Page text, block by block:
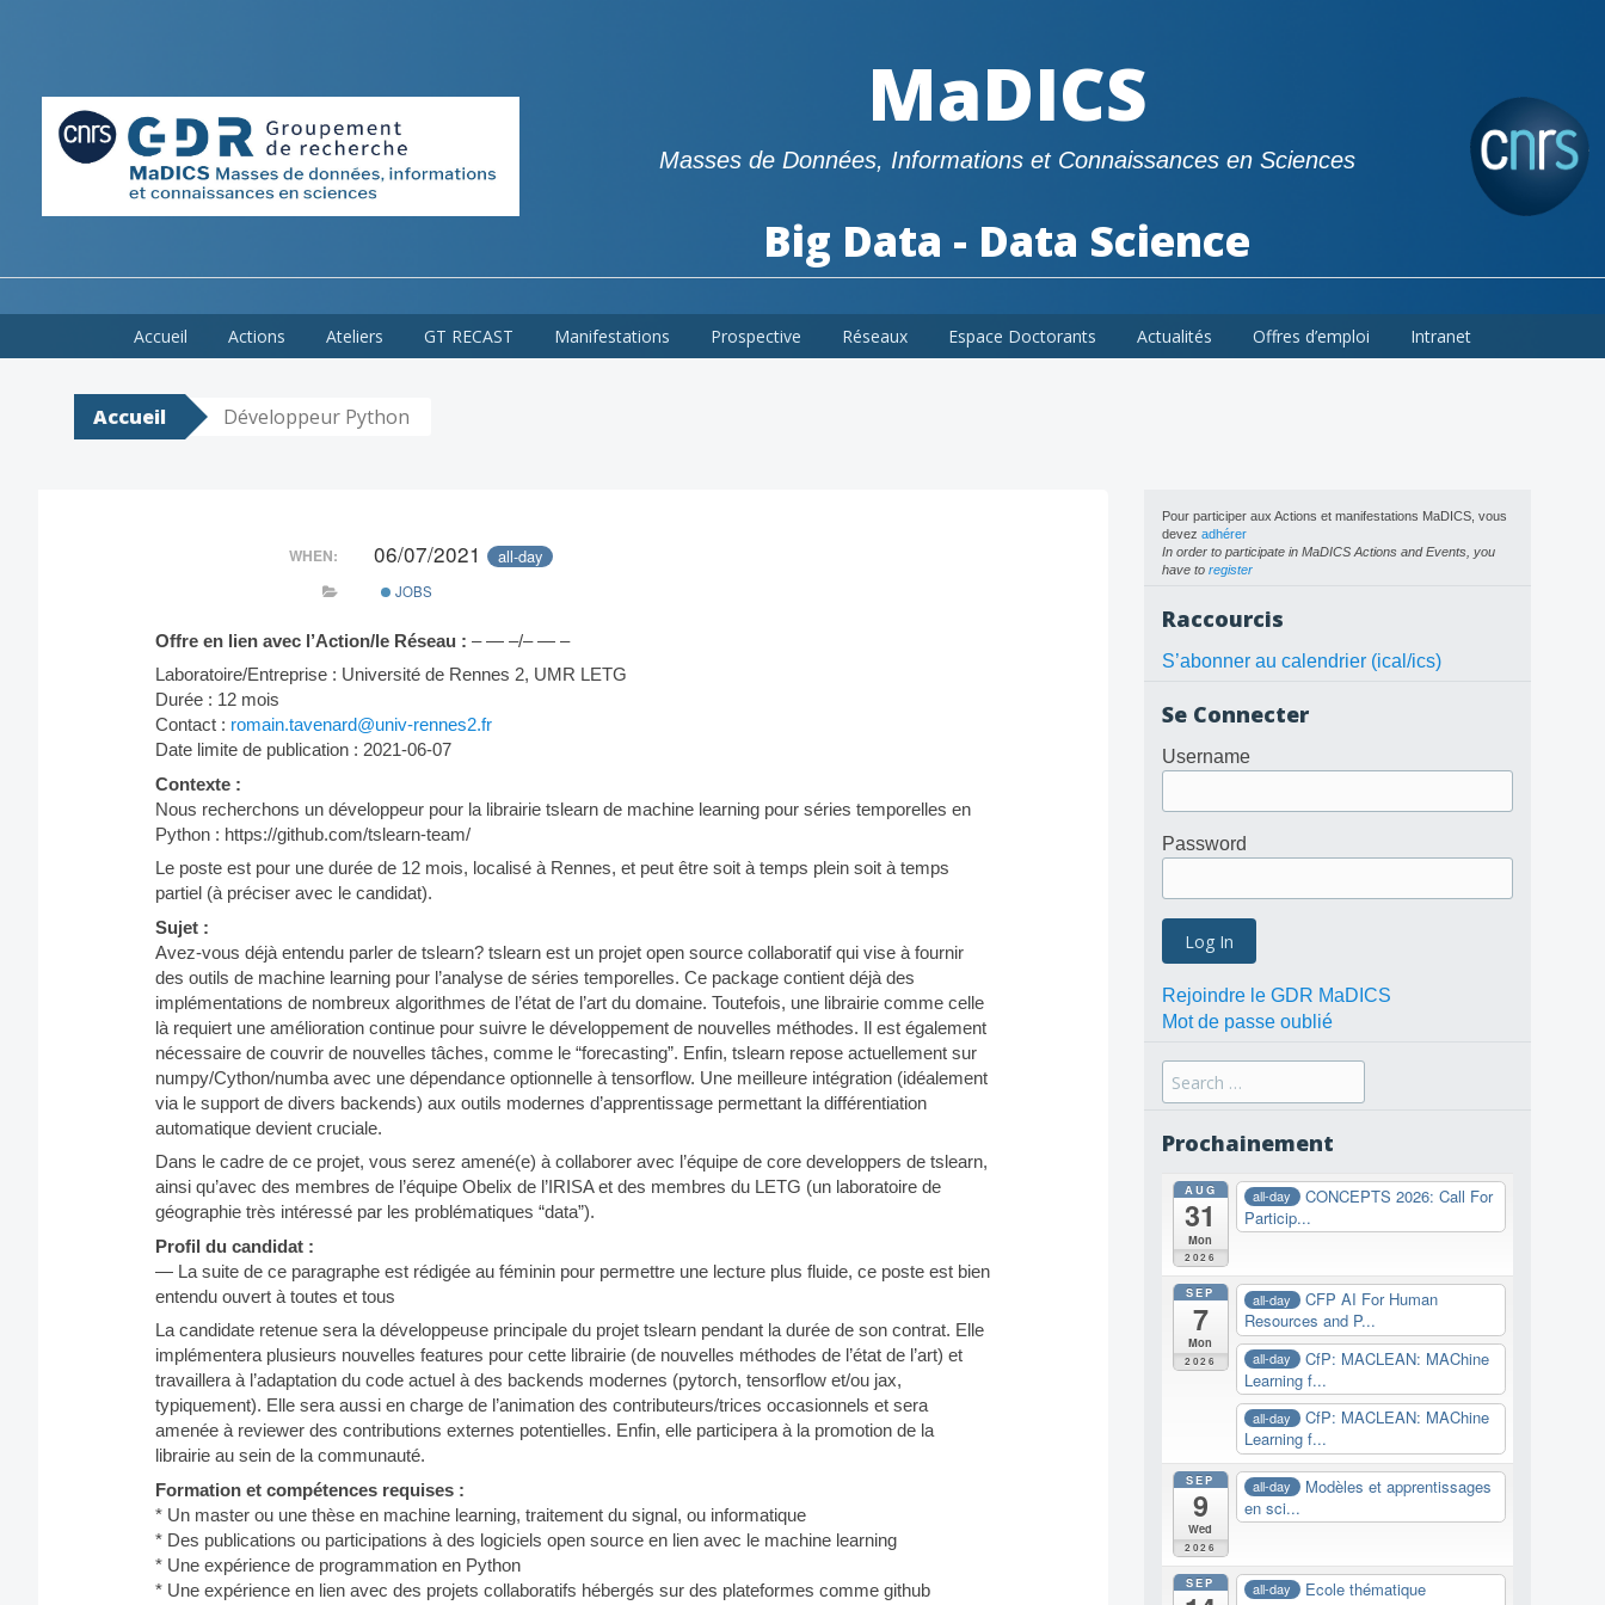
MaDICS
Masses de Données, Informations et Connaissances en Sciences
Big Data - Data Science
to
Accueil Actions Ateliers GT RECAST Manifestations Prospective Réseaux Espace Doctorants Actualités Offres d’emploi Intranet
Accueil Développeur Python
WHEN: 06/07/2021 all-day
JOBS
Offre en lien avec l’Action/le Réseau : – — –/– — –
Laboratoire/Entreprise : Université de Rennes 2, UMR LETG
Durée : 12 mois
Contact : romain.tavenard@univ-rennes2.fr
Date limite de publication : 2021-06-07
Contexte :
Nous recherchons un développeur pour la librairie tslearn de machine learning pour séries temporelles en
Python : https://github.com/tslearn-team/
Le poste est pour une durée de 12 mois, localisé à Rennes, et peut être soit à temps plein soit à temps
partiel (à préciser avec le candidat).
Sujet :
Avez-vous déjà entendu parler de tslearn? tslearn est un projet open source collaboratif qui vise à fournir
des outils de machine learning pour l’analyse de séries temporelles. Ce package contient déjà des
implémentations de nombreux algorithmes de l’état de l’art du domaine. Toutefois, une librairie comme celle
là requiert une amélioration continue pour suivre le développement de nouvelles méthodes. Il est également
nécessaire de couvrir de nouvelles tâches, comme le “forecasting”. Enfin, tslearn repose actuellement sur
numpy/Cython/numba avec une dépendance optionnelle à tensorflow. Une meilleure intégration (idéalement
via le support de divers backends) aux outils modernes d’apprentissage permettant la différentiation
automatique devient cruciale.
Dans le cadre de ce projet, vous serez amené(e) à collaborer avec l’équipe de core developpers de tslearn,
ainsi qu’avec des membres de l’équipe Obelix de l’IRISA et des membres du LETG (un laboratoire de
géographie très intéressé par les problématiques “data”).
Profil du candidat :
— La suite de ce paragraphe est rédigée au féminin pour permettre une lecture plus fluide, ce poste est bien
entendu ouvert à toutes et tous
La candidate retenue sera la développeuse principale du projet tslearn pendant la durée de son contrat. Elle
implémentera plusieurs nouvelles features pour cette librairie (de nouvelles méthodes de l’état de l’art) et
travaillera à l’adaptation du code actuel à des backends modernes (pytorch, tensorflow et/ou jax,
typiquement). Elle sera aussi en charge de l’animation des contributeurs/trices occasionnels et sera
amenée à reviewer des contributions externes potentielles. Enfin, elle participera à la promotion de la
librairie au sein de la communauté.
Formation et compétences requises :
* Un master ou une thèse en machine learning, traitement du signal, ou informatique
* Des publications ou participations à des logiciels open source en lien avec le machine learning
* Une expérience de programmation en Python
* Une expérience en lien avec des projets collaboratifs hébergés sur des plateformes comme github
Pour participer aux Actions et manifestations MaDICS, vous
devez adhérer
In order to participate in MaDICS Actions and Events, you
have to register
Raccourcis
S’abonner au calendrier (ical/ics)
Se Connecter
Username
Password
Rejoindre le GDR MaDICS
Mot de passe oublié
Search
for:
Prochainement
AUG
31
Mon
2026
all-day
CONCEPTS 2026: Call For
Particip...
SEP
7
Mon
2026
all-day
CFP AI For Human
Resources and P...
all-day
CfP: MACLEAN: MAChine
Learning f...
all-day
CfP: MACLEAN: MAChine
Learning f...
SEP
9
Wed
2026
all-day
Modèles et apprentissages
en sci...
SEP all-day
Ecole thématique